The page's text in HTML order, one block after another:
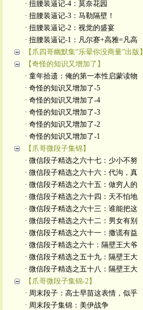
· 扭腰装逼记-4：莫奈花园
· 扭腰装逼记-3：马勒隔壁！
· 扭腰装逼记-2：视觉的盛宴
· 扭腰装逼记-1：凡尔赛+高雅=凡高
【爪四哥幽默集“乐晕你没商量”出版】
【奇怪的知识又增加了】
· 童年拾遗：俺的第一本性启蒙读物
· 奇怪的知识又增加了-5
· 奇怪的知识又增加了-4
· 奇怪的知识又增加了-3
· 奇怪的知识又增加了-2
· 奇怪的知识又增加了-1
【爪哥微段子集锦】
· 微信段子精选之六十七：少小不努
· 微信段子精选之六十六：代沟，真
· 微信段子精选之六十五：做穷人的
· 微信段子精选之六十四：天不怕地
· 微信段子精选之六十三：谁能把这
· 微信段子精选之六十二：男女有别
· 微信段子精选之六十一：撒谎有益
· 微信段子精选之六十：隔壁王大爷
· 微信段子精选之五十九：隔壁王大
· 微信段子精选之五十八：隔壁王大
【爪哥微段子集锦-2】
· 周末段子：高士早苗这表情，似乎
· 周末段子集锦：美伊战争